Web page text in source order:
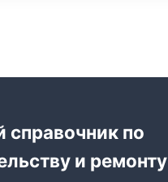
справочник по
и ремонту